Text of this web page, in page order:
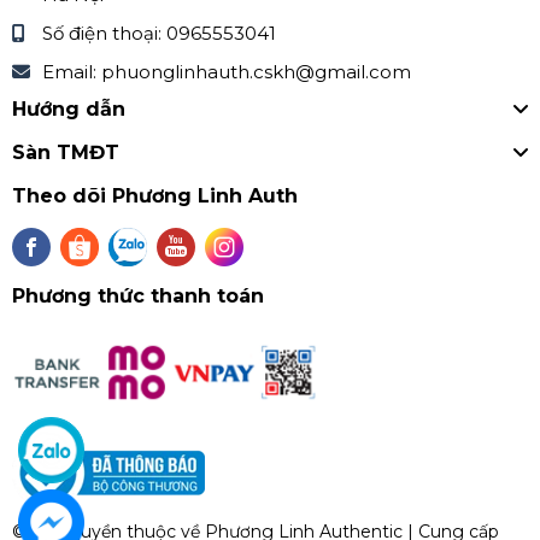
Zalo: Phương Linh Kids 0868424370
Facebook
Fanpape:https://www.facebook.com/PhuongLinhAut
hentic.page
Số điện thoại: 0965553041
Email: phuonglinhauth.cskh@gmail.com
Hướng dẫn
Sàn TMĐT
Theo dõi Phương Linh Auth
Phương thức thanh toán
© Bản quyền thuộc về Phương Linh Authentic | Cung cấp